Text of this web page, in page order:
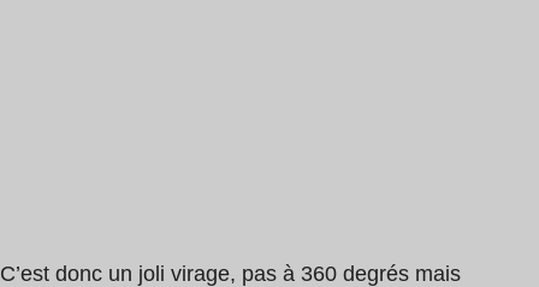
C’est donc un joli virage, pas à 360 degrés mais